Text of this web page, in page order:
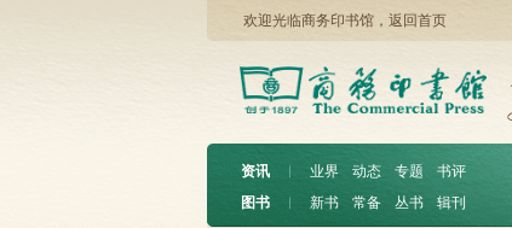
欢迎光临商务印书馆， 返回首页
资讯 ︱ 业界 动态 专题
书评
图书
︱ 新书 常备 丛书 辑刊